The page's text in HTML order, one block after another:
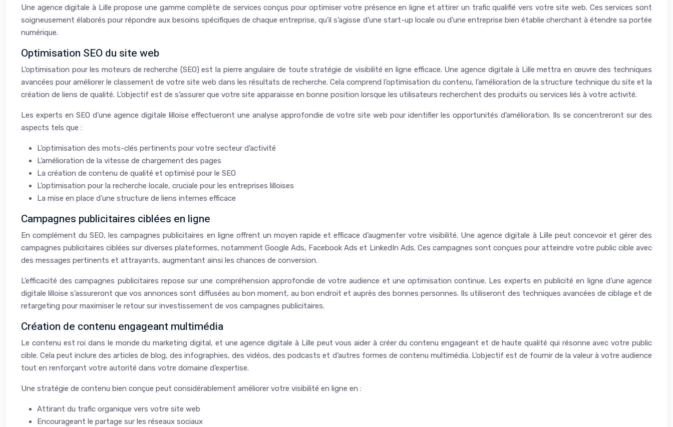
Une agence digitale à Lille propose une gamme complète de services conçus pour optimiser votre présence en ligne et attirer un trafic qualifié vers votre site web. Ces services sont
soigneusement élaborés pour répondre aux besoins spécifiques de chaque entreprise, qu’il s’agisse d’une start-up locale ou d’une entreprise bien établie cherchant à étendre sa portée
numérique.
Optimisation SEO du site web
L’optimisation pour les moteurs de recherche (SEO) est la pierre angulaire de toute stratégie de visibilité en ligne efficace. Une agence digitale à Lille mettra en œuvre des techniques
avancées pour améliorer le classement de votre site web dans les résultats de recherche. Cela comprend l’optimisation du contenu, l’amélioration de la structure technique du site et la
création de liens de qualité. L’objectif est de s’assurer que votre site apparaisse en bonne position lorsque les utilisateurs recherchent des produits ou services liés à votre activité.
Les experts en SEO d’une agence digitale lilloise effectueront une analyse approfondie de votre site web pour identifier les opportunités d’amélioration. Ils se concentreront sur des
aspects tels que :
L’optimisation des mots-clés pertinents pour votre secteur d’activité
L’amélioration de la vitesse de chargement des pages
La création de contenu de qualité et optimisé pour le SEO
L’optimisation pour la recherche locale, cruciale pour les entreprises lilloises
La mise en place d’une structure de liens internes efficace
Campagnes publicitaires ciblées en ligne
En complément du SEO, les campagnes publicitaires en ligne offrent un moyen rapide et efficace d’augmenter votre visibilité. Une agence digitale à Lille peut concevoir et gérer des
campagnes publicitaires ciblées sur diverses plateformes, notamment Google Ads, Facebook Ads et LinkedIn Ads. Ces campagnes sont conçues pour atteindre votre public cible avec
des messages pertinents et attrayants, augmentant ainsi les chances de conversion.
L’efficacité des campagnes publicitaires repose sur une compréhension approfondie de votre audience et une optimisation continue. Les experts en publicité en ligne d’une agence
digitale lilloise s’assureront que vos annonces sont diffusées au bon moment, au bon endroit et auprès des bonnes personnes. Ils utiliseront des techniques avancées de ciblage et de
retargeting pour maximiser le retour sur investissement de vos campagnes publicitaires.
Création de contenu engageant multimédia
Le contenu est roi dans le monde du marketing digital, et une agence digitale à Lille peut vous aider à créer du contenu engageant et de haute qualité qui résonne avec votre public
cible. Cela peut inclure des articles de blog, des infographies, des vidéos, des podcasts et d’autres formes de contenu multimédia. L’objectif est de fournir de la valeur à votre audience
tout en renforçant votre autorité dans votre domaine d’expertise.
Une stratégie de contenu bien conçue peut considérablement améliorer votre visibilité en ligne en :
Attirant du trafic organique vers votre site web
Encourageant le partage sur les réseaux sociaux